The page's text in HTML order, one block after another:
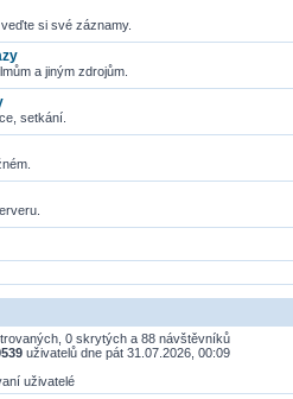
si své záznamy.
a jiným zdrojům.
setkání.
0 skrytých a 88 návštěvníků
uživatelů dne pát 31.07.2026, 00:09
uživatelé